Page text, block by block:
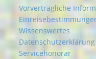
Vorvertragliche
Wissenswertes
Datenschutzerklärung
Servicehonorar